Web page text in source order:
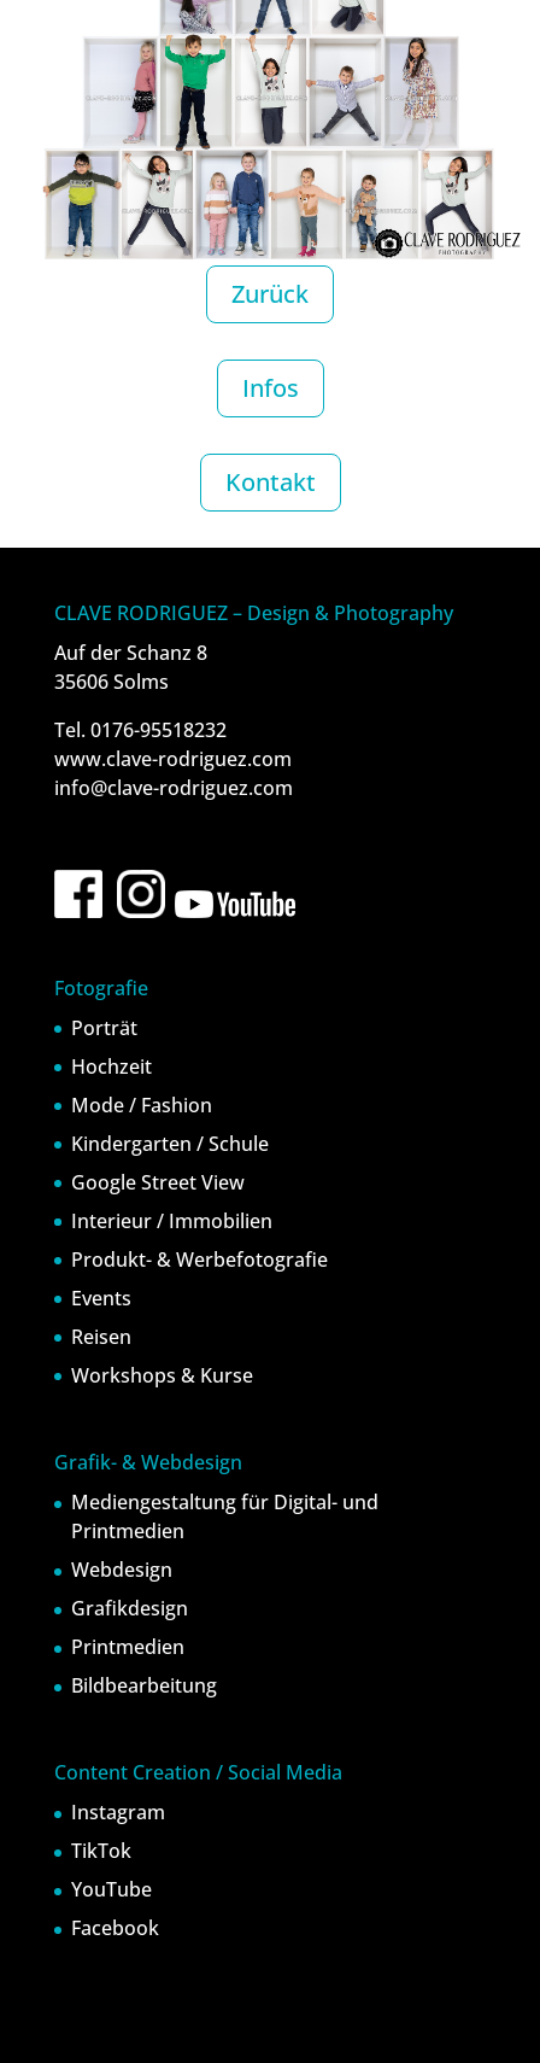
Zurück
Infos
Kontakt
CLAVE RODRIGUEZ – Design & Photography
Auf der Schanz 8
35606 Solms
Tel. 0176-95518232
www.clave-rodriguez.com
info@clave-rodriguez.com
Fotografie
Porträt
Hochzeit
Mode / Fashion
Kindergarten / Schule
Google Street View
Interieur / Immobilien
Produkt- & Werbefotografie
Events
Reisen
Workshops & Kurse
Grafik- & Webdesign
Mediengestaltung für Digital- und
Printmedien
Webdesign
Grafikdesign
Printmedien
Bildbearbeitung
Content Creation / Social Media
Instagram
TikTok
YouTube
Facebook